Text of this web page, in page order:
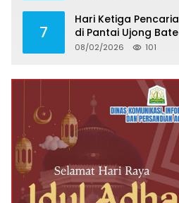
7
Hari Ketiga
di Pantai Ujong
Ditemukan
08/02/2026 101